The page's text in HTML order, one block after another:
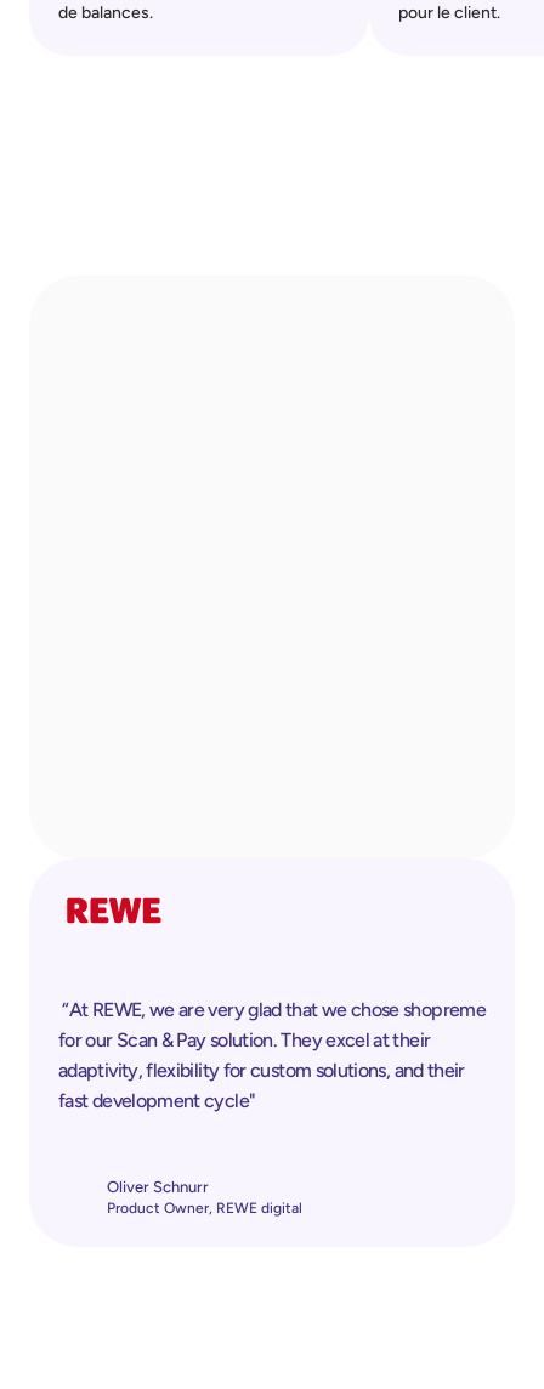
de balances. pour le client.
“At REWE, we are very glad that we chose shopreme
for our Scan & Pay solution. They excel at their
adaptivity, flexibility for custom solutions, and their
fast development cycle"
Oliver Schnurr
Product Owner, REWE digital